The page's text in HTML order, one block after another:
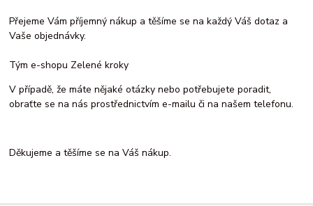
Přejeme Vám příjemný nákup a těšíme se na každý Váš dotaz a
Vaše objednávky.
Tým e-shopu Zelené kroky
V případě, že máte nějaké otázky nebo potřebujete poradit,
obraťte se na nás prostřednictvím e-mailu či na našem telefonu.
Děkujeme a těšíme se na Váš nákup.